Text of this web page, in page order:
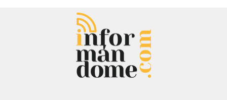
Chayanne se animó a trend viral y
dejó mensaje: “Antes de ser tu